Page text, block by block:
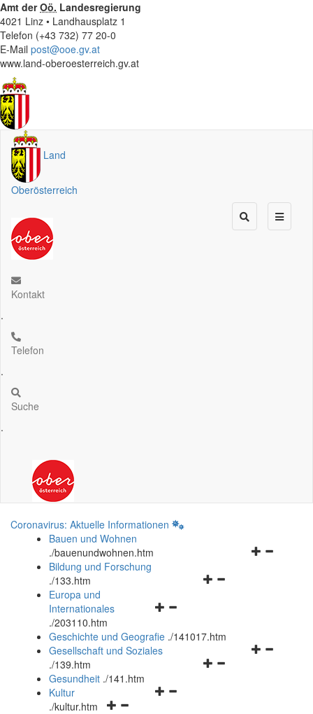
Amt derOö. Landesregierung
4021 Linz • Landhausplatz 1
Telefon (+43 732) 77 20-0
E-Mail post@ooe.gv.at
www.land-oberoesterreich.gv.at
Land
Oberösterreich
Kontakt
.
Telefon
.
Suche
.
Coronavirus: Aktuelle Informationen
Bauen und Wohnen
./bauenundwohnen.htm
Navigationsmenü
Bildung und Forschung
./133.htm
Navigationsmenü
und
schließen
Europa und
Internationales
./203110.htm
Geschichte und Geografie ./141017.htm
Navigationsmenü
Gesellschaft und Soziales
./139.htm
Navigationsmenü
Gesundheit ./141.htm
Navigationsmenü
Kultur
./kultur.htm